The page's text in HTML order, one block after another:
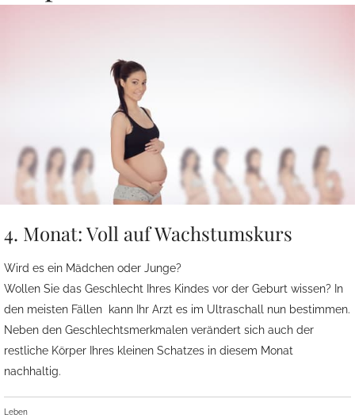
4. Monat: Voll auf Wachstumskurs
Wird es ein Mädchen oder Junge?
Wollen Sie das Geschlecht Ihres Kindes vor der Geburt wissen? In
den meisten Fällen kann Ihr Arzt es im Ultraschall nun bestimmen.
Neben den Geschlechtsmerkmalen verändert sich auch der
restliche Körper Ihres kleinen Schatzes in diesem Monat
nachhaltig.
Leben